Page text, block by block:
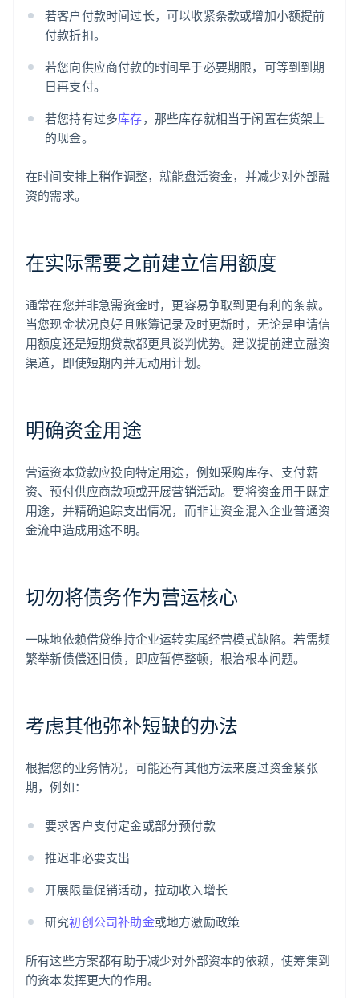
若客户付款时间过长，可以收紧条款或增加小额提前
付款折扣。
若您向供应商付款的时间早于必要期限，可等到到期
日再支付。
若您持有过多库存，那些库存就相当于闲置在货架上
的现金。
在时间安排上稍作调整，就能盘活资金，并减少对外部融
资的需求。
在实际需要之前建立信用额度
通常在您并非急需资金时，更容易争取到更有利的条款。
当您现金状况良好且账簿记录及时更新时，无论是申请信
用额度还是短期贷款都更具谈判优势。建议提前建立融资
渠道，即使短期内并无动用计划。
明确资金用途
营运资本贷款应投向特定用途，例如采购库存、支付薪
资、预付供应商款项或开展营销活动。要将资金用于既定
用途，并精确追踪支出情况，而非让资金混入企业普通资
金流中造成用途不明。
切勿将债务作为营运核心
一味地依赖借贷维持企业运转实属经营模式缺陷。若需频
繁举新债偿还旧债，即应暂停整顿，根治根本问题。
考虑其他弥补短缺的办法
根据您的业务情况，可能还有其他方法来度过资金紧张
期，例如：
要求客户支付定金或部分预付款
推迟非必要支出
开展限量促销活动，拉动收入增长
研究初创公司补助金或地方激励政策
所有这些方案都有助于减少对外部资本的依赖，使筹集到
的资本发挥更大的作用。